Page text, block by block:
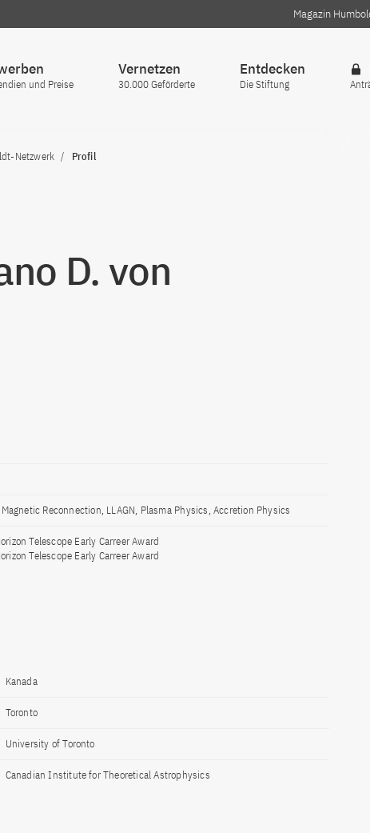
Magazin
und Preise
Vernetzen
30.000 Geförderte
Entdecken
Die Stiftung
Netzwerk Profil
D. von
Reconnection, LLAGN, Plasma Physics, Accretion Physics
Telescope Early Carreer Award
Telescope Early Carreer Award
Kanada
Toronto
University of Toronto
Canadian Institute for Theoretical Astrophysics